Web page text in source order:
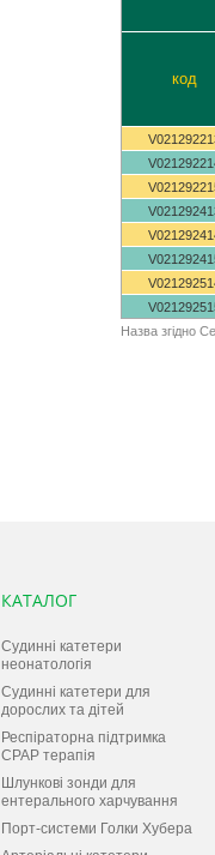
код
Назва згідно
КАТАЛОГ
Судинні катетери
неонатологія
Судинні катетери для
дорослих та дітей
Респіраторна підтримка
СPAP терапiя
Шлункові зонди для
ентерального харчування
Порт-системи Голки Хубера